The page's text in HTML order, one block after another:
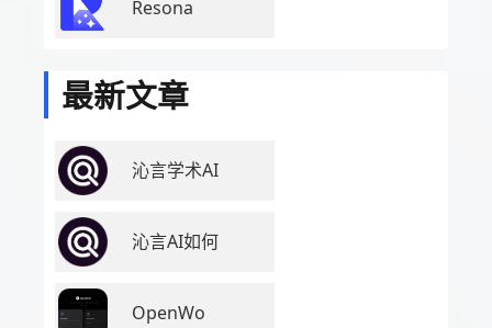
Resona
最新文章
沁言学术AI
沁言AI如何
OpenWo